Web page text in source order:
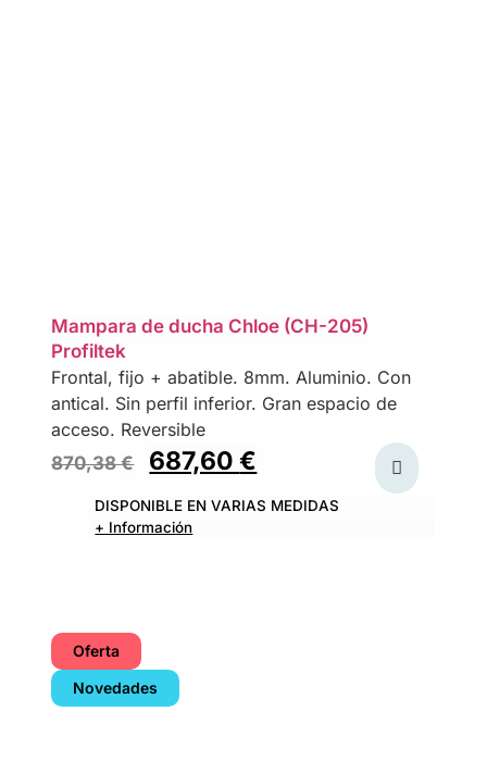
Mampara de ducha Chloe (CH-205)
Profiltek
Frontal, fijo + abatible. 8mm. Aluminio. Con
antical. Sin perfil inferior. Gran espacio de
acceso. Reversible
870,38€ 687,60€
DISPONIBLE EN VARIAS MEDIDAS
+ Información
Oferta
Novedades